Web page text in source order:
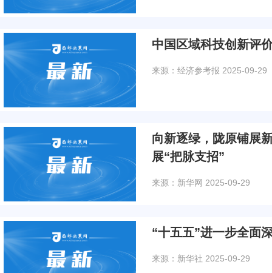
中国区域科技创新评
来源：经济参考报 2025-09-29
向新逐绿，陇原铺展
展“把脉支招”
来源：新华网 2025-09-29
“十五五”进一步全面
来源：新华社 2025-09-29